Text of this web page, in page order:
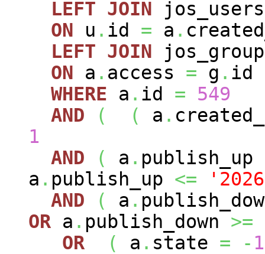
LEFT JOIN
ON u . id = a .
LEFT JOIN
ON a . access = g . id
WHERE a . id =
549
AND
( ( a .
1
AND
( a . publish_up
a . publish_up <=
AND
( a .
OR a . publish_down >=
OR
( a . state = - 1